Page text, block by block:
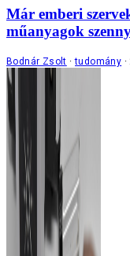
Már emberi
műanyagok
Bodnár Zsolt tudomány